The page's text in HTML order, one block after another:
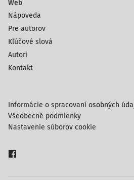
Web
Nápoveda
Pre autorov
Kľúčové slová
Autori
Kontakt
Informácie o spracovaní osobných
Všeobecné podmienky
Nastavenie súborov cookie